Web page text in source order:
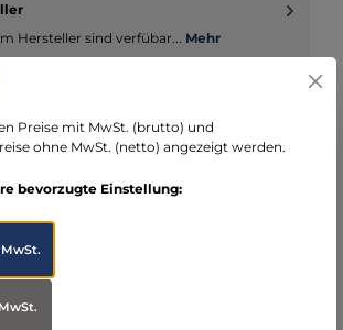
Hersteller sind verfübar... Mehr
überspringen
Preise mit MwSt. (brutto) und
ohne MwSt. (netto) angezeigt werden.
bevorzugte Einstellung: